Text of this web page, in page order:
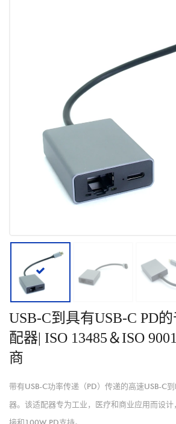
USB-C到具有USB-C PD
配器| ISO 13485＆ISO
商
带有USB-C功率传递（PD）传递的高速USB-C
器。该适配器专为工业，医疗和商业应用而设